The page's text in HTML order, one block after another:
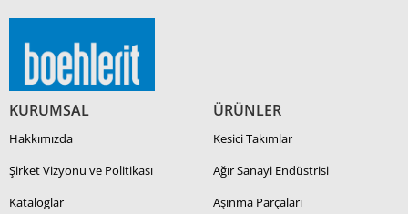
KURUMSAL
Hakkımızda
Şirket Vizyonu ve Politikası
Kataloglar
ÜRÜNLER
Kesici Takımlar
Ağır Sanayi Endüstrisi
Aşınma Parçaları